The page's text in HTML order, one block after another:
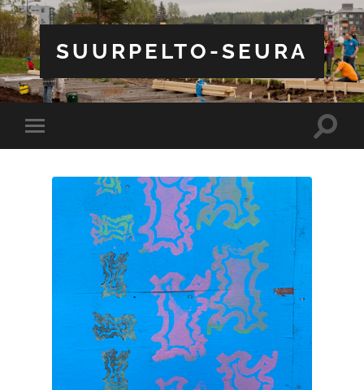
SUURPELTO-SEURA
Toggle
mobile
Toggle